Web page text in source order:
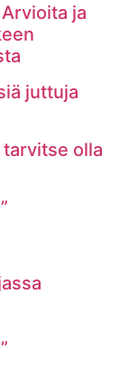
ja
juttuja
olla